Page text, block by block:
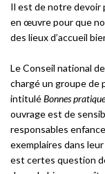
Il est de notre
en œuvre pour que
des lieux d’accueil
Le Conseil national
chargé un groupe de
intituléBonnes
ouvrage est de
responsables
exemplaires dans
est certes question